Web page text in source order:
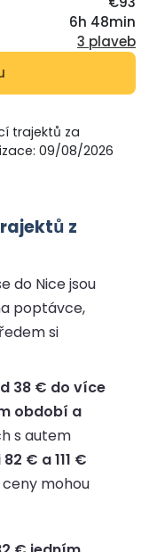
6h 48min
3 plaveb
trajektů za
09/08/2026
z
do Nice jsou
poptávce,
si
38 € do více
období a
s autem
€ a 111 €
ceny mohou